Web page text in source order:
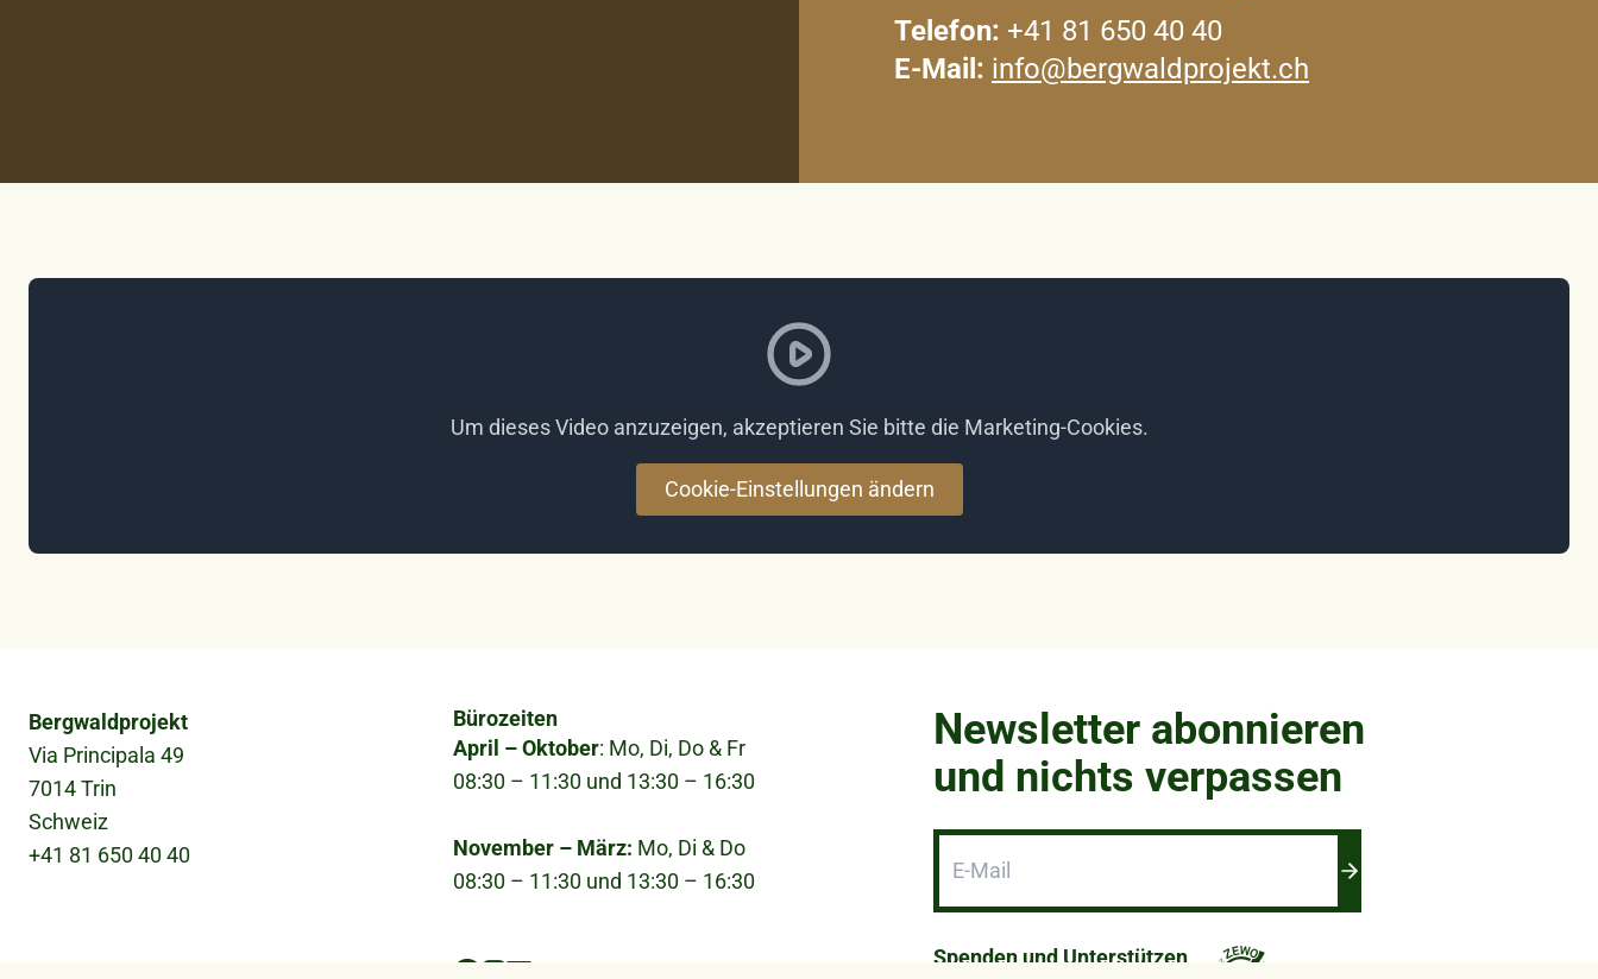
Telefon: +41 81 650 40 40
E-Mail: info@bergwaldprojekt.ch
Um dieses Video anzuzeigen, akzeptieren Sie bitte die Marketing-Cookies.
Cookie-Einstellungen ändern
Bergwaldprojekt
Via Principala 49
7014 Trin
Schweiz
+41 81 650 40 40
Bürozeiten
April – Oktober: Mo, Di, Do & Fr
08:30 – 11:30 und 13:30 – 16:30
November – März: Mo, Di & Do
08:30 – 11:30 und 13:30 – 16:30
Newsletter abonnieren
und nichts verpassen
Spenden und Unterstützen